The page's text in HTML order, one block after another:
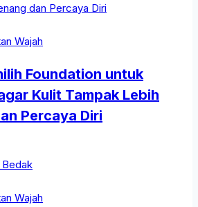
Wajah
Foundation untuk
Kulit Tampak Lebih
Percaya Diri
Wajah